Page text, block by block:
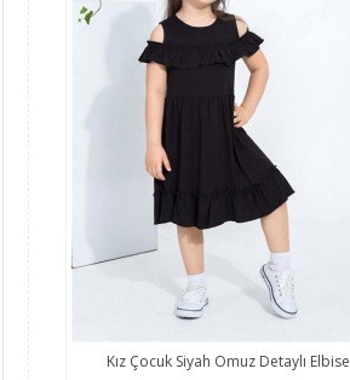
Kız Çocuk Siyah Omuz Detaylı Elbise